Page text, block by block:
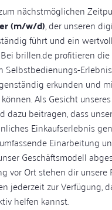
nächstmöglichen
(m/w/d), der unseren
führt und ein
brillen.de profitieren
Selbstbedienungs-
erkunden und
Als Gesicht
dazu beitragen, dass
Einkaufserlebnis
Einarbeitung
Geschäftsmodell
vor Ort stehen dir unsere
jederzeit zur Verfügung,
helfen kannst.